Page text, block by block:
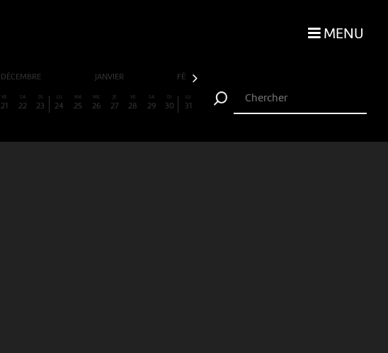
MENU
DÉCEMBRE JANVIER FÉVRIER
VE
21
SA
22
DI
23
LU
24
MA
25
ME
26
JE
27
VE
28
SA
29
DI
30
LU
31